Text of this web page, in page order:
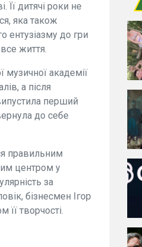
Її дитячі роки не
яка також
ентузіазму до гри
життя.
музичної академії
а після
перший
до себе
правильним
центром у
за
бізнесмен Ігор
творчості.